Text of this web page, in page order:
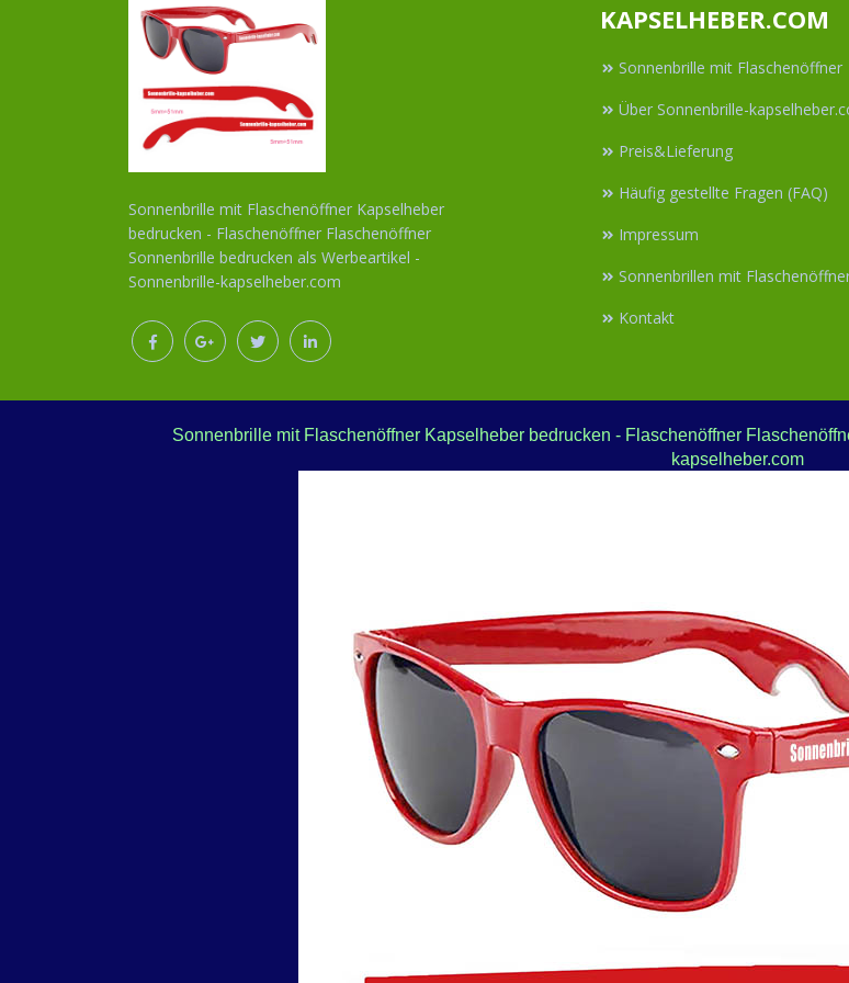
Sonnenbrille mit Flaschenöffner Kapselheber
bedrucken - Flaschenöffner Flaschenöffner
Sonnenbrille bedrucken als Werbeartikel -
Sonnenbrille-kapselheber.com
KAPSELHEBER.COM
Sonnenbrille mit Flaschenöffner
Über Sonnenbrille-
Preis&Lieferung
Häufig gestellte Fragen (FAQ)
Impressum
Sonnenbrillen mit
Kontakt
Sonnenbrille mit Flaschenöffner Kapselheber bedrucken - Flaschenöffner
kapselheber.com